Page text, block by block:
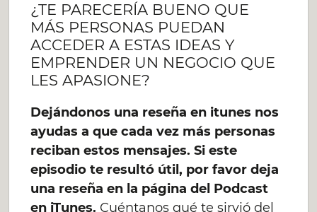
¿TE PARECERÍA BUENO QUE
MÁS PERSONAS PUEDAN
ACCEDER A ESTAS IDEAS Y
EMPRENDER UN NEGOCIO QUE
LES APASIONE?
Dejándonos una reseña en itunes nos
ayudas a que cada vez más personas
reciban estos mensajes. Si este
episodio te resultó útil, por favor deja
una reseña en la página del Podcast
en iTunes. Cuéntanos qué te sirvió del